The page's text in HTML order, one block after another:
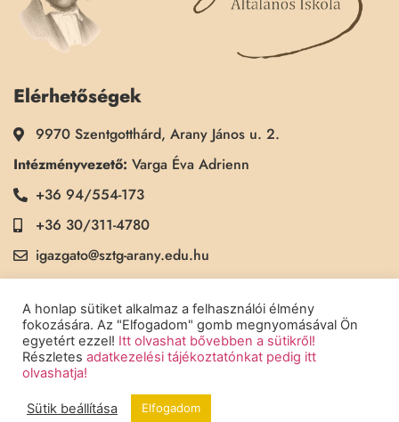
Elérhetőségek
9970 Szentgotthárd, Arany János u. 2.
Intézményvezető: Varga Éva Adrienn
+36 94/554-173
+36 30/311-4780
igazgato@sztg-arany.edu.hu
Titkárság:Kimmel Kinga
+36 30/311-5790
titkarsag@sztg-arany.edu.hu
A honlap sütiket alkalmaz a felhasználói élmény
fokozására. Az "Elfogadom" gomb megnyomásával Ön
egyetért ezzel! Itt olvashat bővebben a sütikről!
Részletes adatkezelési tájékoztatónkat pedig itt
olvashatja!
Sütik beállítása Elfogadom